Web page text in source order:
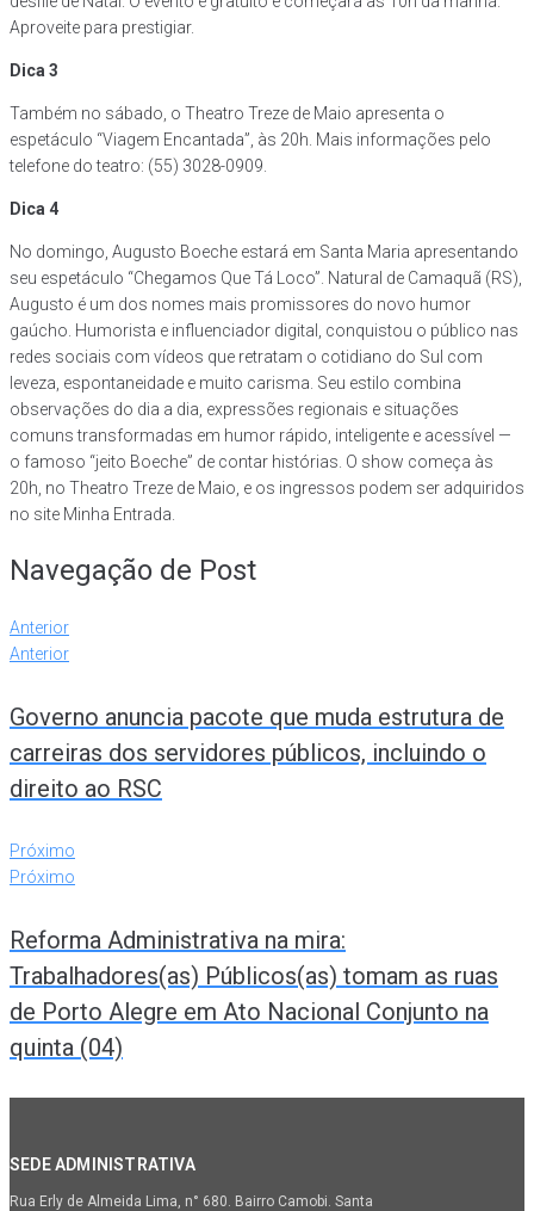
Aproveite para prestigiar.
Dica 3
Também no sábado, o Theatro Treze de Maio apresenta o
espetáculo “Viagem Encantada”, às 20h. Mais informações pelo
telefone do teatro: (55) 3028-0909.
Dica 4
No domingo, Augusto Boeche estará em Santa Maria apresentando
seu espetáculo “Chegamos Que Tá Loco”. Natural de Camaquã (RS),
Augusto é um dos nomes mais promissores do novo humor
gaúcho. Humorista e influenciador digital, conquistou o público nas
redes sociais com vídeos que retratam o cotidiano do Sul com
leveza, espontaneidade e muito carisma. Seu estilo combina
observações do dia a dia, expressões regionais e situações
comuns transformadas em humor rápido, inteligente e acessível —
o famoso “jeito Boeche” de contar histórias. O show começa às
20h, no Theatro Treze de Maio, e os ingressos podem ser adquiridos
no site Minha Entrada.
Navegação de Post
Anterior
Anterior
Governo anuncia pacote que muda estrutura de
carreiras dos servidores públicos, incluindo o
direito ao RSC
Próximo
Próximo
Reforma Administrativa na mira:
Trabalhadores(as) Públicos(as) tomam as ruas
de Porto Alegre em Ato Nacional Conjunto na
quinta (04)
SEDE ADMINISTRATIVA
Rua Erly de Almeida Lima, n° 680. Bairro Camobi. Santa